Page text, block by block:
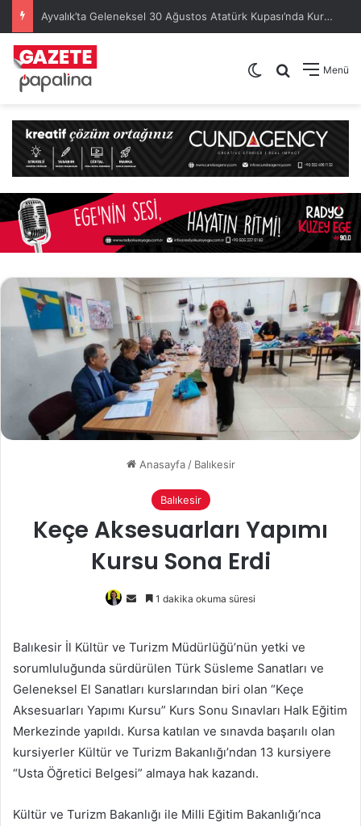
Ayvalık’ta Geleneksel 30 Ağustos Atatürk Kupası’nda Kura Heyecanı Yaşandı
Menü
Arama yap
Dış görünümü
Anasayfa / Balıkesir
Balıkesir
Keçe Aksesuarları Yapımı
Kursu Sona Erdi
Bir
göndermek
1 dakika okuma süresi
Balıkesir İl Kültür ve Turizm Müdürlüğü’nün yetki ve
sorumluluğunda sürdürülen Türk Süsleme Sanatları ve
Geleneksel El Sanatları kurslarından biri olan “Keçe
Aksesuarları Yapımı Kursu” Kurs Sonu Sınavları Halk Eğitim
Merkezinde yapıldı. Kursa katılan ve sınavda başarılı olan
kursiyerler Kültür ve Turizm Bakanlığı’ndan 13 kursiyere
“Usta Öğretici Belgesi” almaya hak kazandı.
Kültür ve Turizm Bakanlığı ile Milli Eğitim Bakanlığı’nca